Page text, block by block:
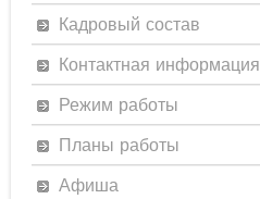
Кадровый состав
Контактная информация
Режим работы
Планы работы
Афиша